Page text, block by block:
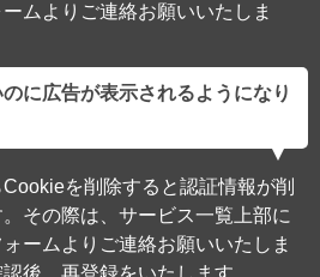
ムよりご連絡お願いいたしま
に広告が表示されるようになり
を削除すると認証情報が削
その際は、サービス一覧上部に
ームよりご連絡お願いいたしま